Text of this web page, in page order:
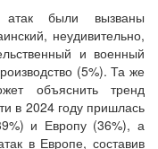
были вызваны
неудивительно,
и военный
(5%). Та же
объяснить тренд
в 2024 году пришлась
и Европу (36%), а
в Европе, составив